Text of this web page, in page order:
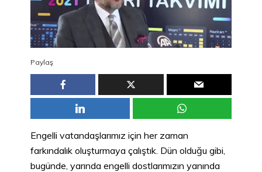
Paylaş
Engelli vatandaşlarımız için her zaman
farkındalık oluşturmaya çalıştık. Dün olduğu gibi,
bugünde, yarında engelli dostlarımızın yanında